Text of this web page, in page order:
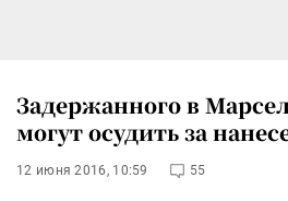
Задержанного в
могут осудить за
12 июня 2016, 10:59 55